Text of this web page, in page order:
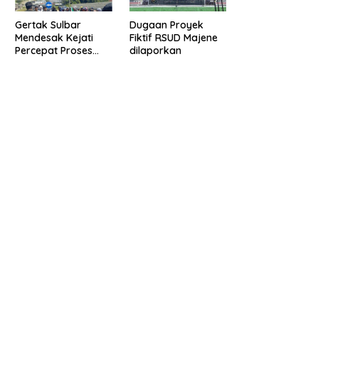
Gertak Sulbar
Mendesak Kejati
Percepat Proses
Dugaan Proyek
Fiktif RSUD Majene
dilaporkan